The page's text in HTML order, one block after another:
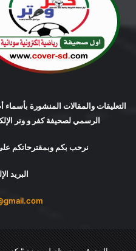
التعليقات والمقالات المنشورة بأسماء
الرسمي لصحيفة كفر و وتر
نرحب بكم وبمقترحاتكم
البريد